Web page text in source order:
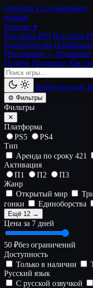
Перейти к содержимому
igropad
Каталог ▾
Все игры PS5 Все игры
Единоборства
Предзаказы → Подписки
Подбор Подписки Как
Войти по коду
⚙ Фильтры
Фильтры
✕
Платформа
PS5
PS4
Тип
Аренда по сроку 421
Активация
П1
П2
П3
Жанр
Открытый мир
гонки
Единоборства
Ещё 12 →
Цена за 7 дней
50 ₽без ограничений
Доступность
Только в наличии
Русский язык
С русской озвучкой